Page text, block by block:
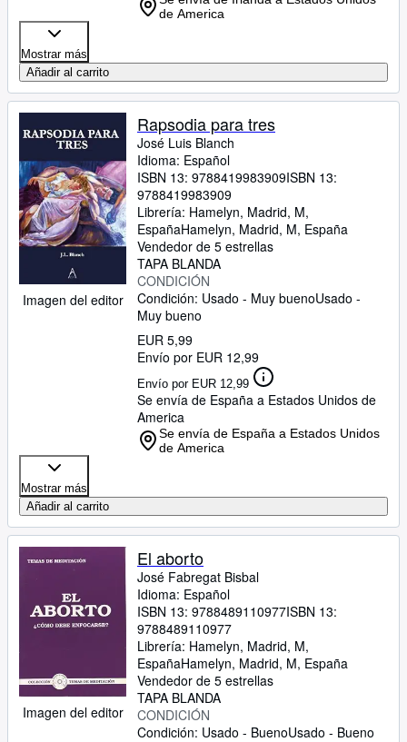
de America
Mostrar más
Añadir al carrito
Imagen del editor
Rapsodia para tres
José Luis Blanch
Idioma: Español
ISBN 13: 9788419983909ISBN 13:
9788419983909
Librería: Hamelyn, Madrid, M,
EspañaHamelyn, Madrid, M, España
Vendedor de 5 estrellas
TAPA BLANDA
CONDICIÓN
Condición: Usado - Muy buenoUsado -
Muy bueno
EUR 5,99
Envío por EUR 12,99
Envío por EUR 12,99
Se envía de España a Estados Unidos de
America
Se envía de España a Estados Unidos
de America
Mostrar más
Añadir al carrito
Imagen del editor
El aborto
José Fabregat Bisbal
Idioma: Español
ISBN 13: 9788489110977ISBN 13:
9788489110977
Librería: Hamelyn, Madrid, M,
EspañaHamelyn, Madrid, M, España
Vendedor de 5 estrellas
TAPA BLANDA
CONDICIÓN
Condición: Usado - BuenoUsado - Bueno